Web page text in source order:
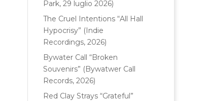
Park, 29 luglio 2026)
The Cruel Intentions “All Hall
Hypocrisy” (Indie
Recordings, 2026)
Bywater Call “Broken
Souvenirs” (Bywatwer Call
Records, 2026)
Red Clay Strays “Grateful”